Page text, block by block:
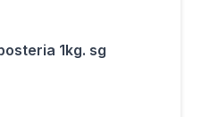
1kg. sg